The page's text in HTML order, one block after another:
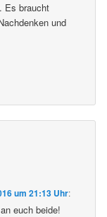
Es braucht
und
um 21:13 Uhr:
euch beide!